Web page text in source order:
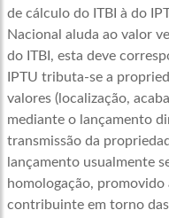
de cálculo do ITBI à do
Nacional aluda ao valor
do ITBI, esta deve
IPTU tributa-se a
valores (localização,
mediante o lançamento
transmissão da
lançamento usualmente
homologação,
contribuinte em torno